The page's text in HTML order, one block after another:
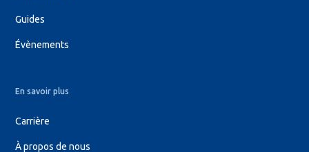
Guides
Évènements
En savoir plus
Carrière
À propos de nous